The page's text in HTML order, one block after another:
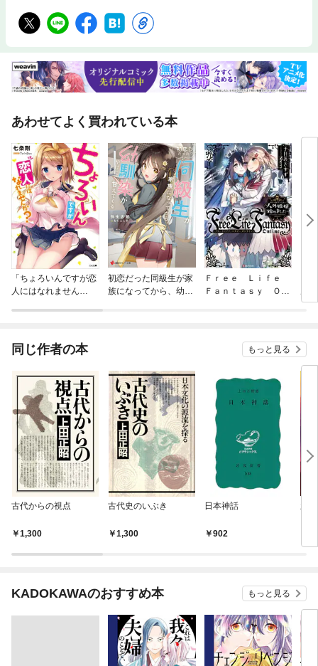
あわせてよく買われている本
「ちょろいんですが恋
人にはなれません
初恋だった同級生が家
族になってから、幼馴
Ｆｒｅｅ Ｌｉｆｅ
Ｆａｎｔａｓｙ Ｏｎ
同じ作者の本 もっと見る
古代からの視点
1,300
古代史のいぶき
1,300
日本神話
902
新
KADOKAWAのおすすめ本 もっと見る